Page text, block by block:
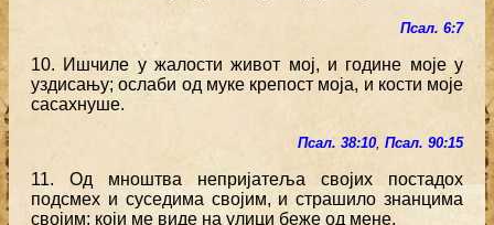
Псал. 6:7
10. Ишчиле у жалости живот мој, и године моје у
уздисању; ослаби од муке крепост моја, и кости моје
сасахнуше.
Псал. 38:10, Псал. 90:15
11. Од мноштва непријатеља својих постадох
подсмех и суседима својим, и страшило знанцима
својим; који ме виде на улици беже од мене.